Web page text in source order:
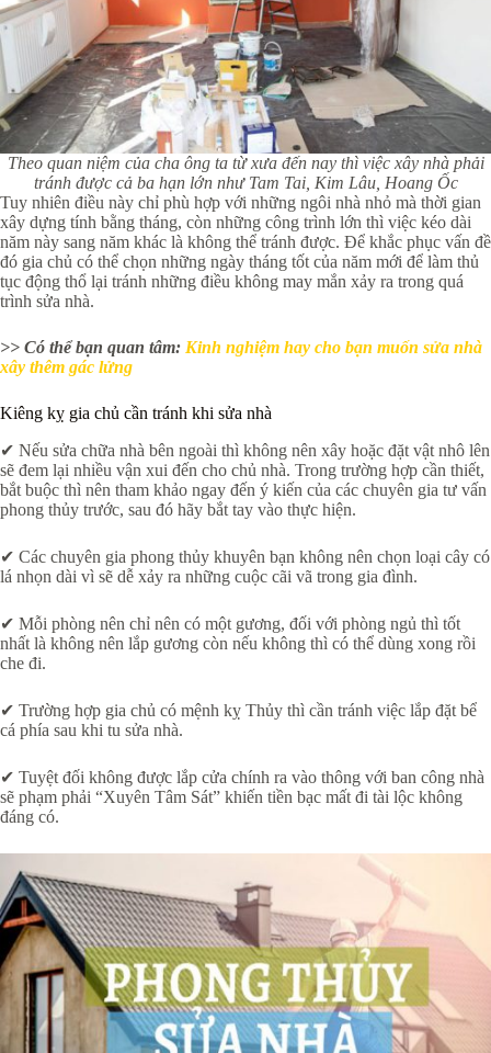
Theo quan niệm của cha ông ta từ xưa đến nay thì việc xây nhà phải
tránh được cả ba hạn lớn như Tam Tai, Kim Lâu, Hoang Ốc
Tuy nhiên điều này chỉ phù hợp với những ngôi nhà nhỏ mà thời gian
xây dựng tính bằng tháng, còn những công trình lớn thì việc kéo dài
năm này sang năm khác là không thể tránh được. Để khắc phục vấn đề
đó gia chủ có thể chọn những ngày tháng tốt của năm mới để làm thủ
tục động thổ lại tránh những điều không may mắn xảy ra trong quá
trình sửa nhà.
>> Có thể bạn quan tâm: Kinh nghiệm hay cho bạn muốn sửa nhà
xây thêm gác lửng
Kiêng kỵ gia chủ cần tránh khi sửa nhà
✔ Nếu sửa chữa nhà bên ngoài thì không nên xây hoặc đặt vật nhô lên
sẽ đem lại nhiều vận xui đến cho chủ nhà. Trong trường hợp cần thiết,
bắt buộc thì nên tham khảo ngay đến ý kiến của các chuyên gia tư vấn
phong thủy trước, sau đó hãy bắt tay vào thực hiện.
✔ Các chuyên gia phong thủy khuyên bạn không nên chọn loại cây có
lá nhọn dài vì sẽ dễ xảy ra những cuộc cãi vã trong gia đình.
✔ Mỗi phòng nên chỉ nên có một gương, đối với phòng ngủ thì tốt
nhất là không nên lắp gương còn nếu không thì có thể dùng xong rồi
che đi.
✔ Trường hợp gia chủ có mệnh kỵ Thủy thì cần tránh việc lắp đặt bể
cá phía sau khi tu sửa nhà.
✔ Tuyệt đối không được lắp cửa chính ra vào thông với ban công nhà
sẽ phạm phải “Xuyên Tâm Sát” khiến tiền bạc mất đi tài lộc không
đáng có.